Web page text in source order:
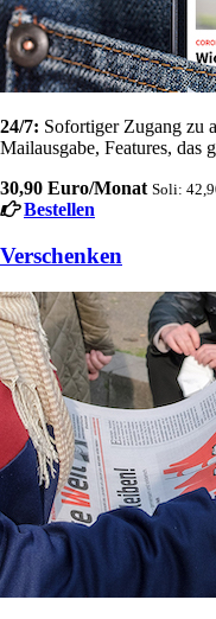
24/7: Sofortiger Zugang zu
Mailausgabe, Features, das
30,90 Euro/Monat Soli:
Bestellen
Verschenken